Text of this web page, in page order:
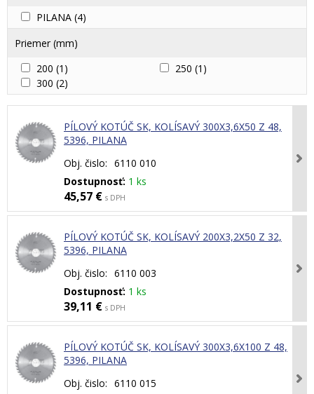
PILANA (4)
Priemer (mm)
200 (1) 250 (1)
300 (2)
PÍLOVÝ KOTÚČ SK, KOLÍSAVÝ 300X3,6X50 Z 48,
5396, PILANA
Obj. čislo: 6110 010
Dostupnosť: 1 ks
45,57 € s DPH
PÍLOVÝ KOTÚČ SK, KOLÍSAVÝ 200X3,2X50 Z 32,
5396, PILANA
Obj. čislo: 6110 003
Dostupnosť: 1 ks
39,11 € s DPH
PÍLOVÝ KOTÚČ SK, KOLÍSAVÝ 300X3,6X100 Z 48,
5396, PILANA
Obj. čislo: 6110 015